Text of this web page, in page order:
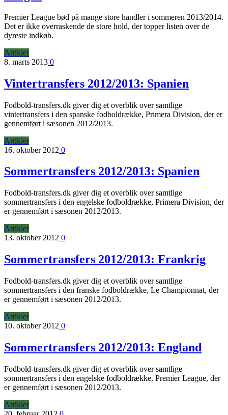
Premier League bød på mange store handler i sommeren 2013/2014.
Det er ikke overraskende de store hold, der topper listen over de
dyreste indkøb.
Artikler
8. marts 2013 0
Vintertransfers 2012/2013: Spanien
Fodbold-transfers.dk giver dig et overblik over samtlige
vintertransfers i den spanske fodboldrække, Primera Division, der er
gennemført i sæsonen 2012/2013.
Artikler
16. oktober 2012 0
Sommertransfers 2012/2013: Spanien
Fodbold-transfers.dk giver dig et overblik over samtlige
sommertransfers i den engelske fodboldrække, Primera Division, der
er gennemført i sæsonen 2012/2013.
Artikler
13. oktober 2012 0
Sommertransfers 2012/2013: Frankrig
Fodbold-transfers.dk giver dig et overblik over samtlige
sommertransfers i den franske fodboldrække, Le Championnat, der
er gennemført i sæsonen 2012/2013.
Artikler
10. oktober 2012 0
Sommertransfers 2012/2013: England
Fodbold-transfers.dk giver dig et overblik over samtlige
sommertransfers i den engelske fodboldrække, Premier League, der
er gennemført i sæsonen 2012/2013.
Artikler